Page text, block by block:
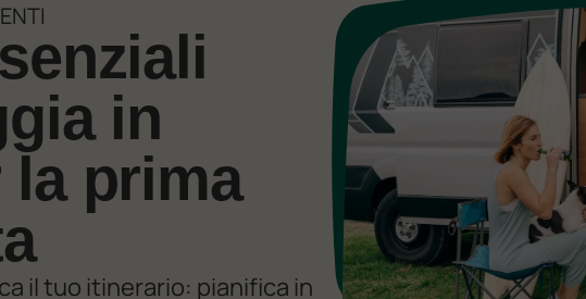
in
la prima
il tuo itinerario: pianifica in